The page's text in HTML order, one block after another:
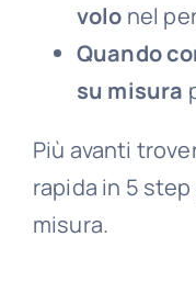
volo nel
Quando
su misura
Più avanti
rapida in 5
misura.